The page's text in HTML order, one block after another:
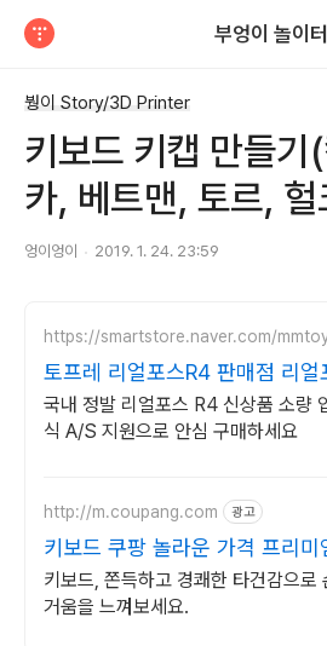
부엉이 놀이터
붱이 Story/3D Printer
키보드 키캡 만들기
카, 베트맨, 토르, 헐
엉이엉이 2019. 1. 24. 23:59
https://smartstore.naver.com/
토프레 리얼포스R4 판매점 리얼
R3 유선 재입고
국내 정발 리얼포스 R4 신상품 소량
식 A/S 지원으로 안심 구매하세요
http://m.coupang.com 광고
키보드 쿠팡 놀라운 가격 프리미
질
키보드, 쫀득하고 경쾌한 타건감으로
거움을 느껴보세요.